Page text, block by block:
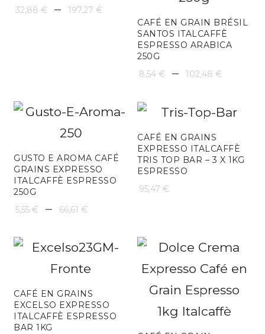
32,88 € – 197,27 €
32,88 €
197,27 €
CAFÉ EN GRAIN BRÉSIL
SANTOS ITALCAFFÈ
ESPRESSO ARABICA
250G
8,54 € – 102,48 €
prix :
à
GUSTO E AROMA CAFÉ
GRAINS EXPRESSO
ITALCAFFÈ ESPRESSO
250G
5,55 € – 66,61 €
prix :
5,55 €
à
66,61 €
CAFÉ EN GRAINS
EXPRESSO ITALCAFFÈ
TRIS TOP BAR – 3 X 1KG
ESPRESSO
95,47 €
CAFÉ EN GRAINS
EXCELSO EXPRESSO
ITALCAFFÈ ESPRESSO
BAR 1KG